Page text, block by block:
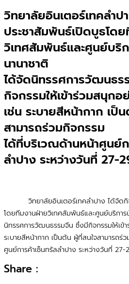
วิทยาลัยอินเตอร์เทคลำ
ประชาสัมพันธ์เปิดบูธโด
วิเทศสัมพันธ์และศูนย์บริ
นานาชาติ
ได้จัดนิทรรศการวัฒนธร
กิจกรรมให้เข้าร่วมสนุกอ
เช่น ระบายสีหน้ากาก เป็
สามารถร่วมกิจกรรม
ได้ที่บริเวณด้านหน้าศูนย์
ลำปาง ระหว่างวันที่ 27-
วิทยาลัยอินเตอร์เทคลำปาง ได้จัดกิจ
โดยทีมงานฝ่ายวิเทศสัมพันธ์และศูนย์บริกา
นิทรรศการวัฒนธรรมจีน ซึ่งมีกิจกรรมให้เข้
ระบายสีหน้ากาก เป็นต้น ผู้ที่สนใจสามารถร่
ศูนย์การค้าเซ็นทรัลลำปาง ระหว่างวันที่
Share :